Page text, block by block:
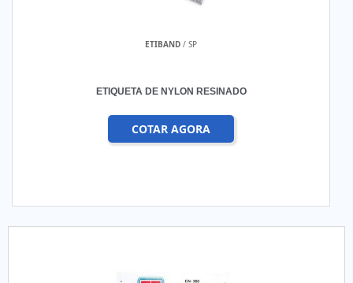
ETIBAND / SP
ETIQUETA DE NYLON RESINADO
COTAR AGORA